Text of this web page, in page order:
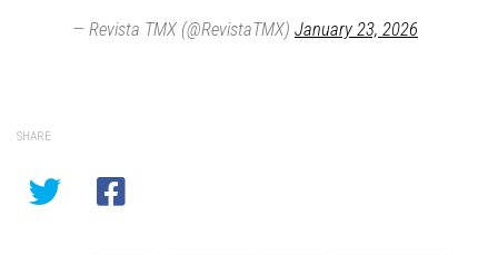
— Revista TMX (@RevistaTMX) January 23, 2026
SHARE